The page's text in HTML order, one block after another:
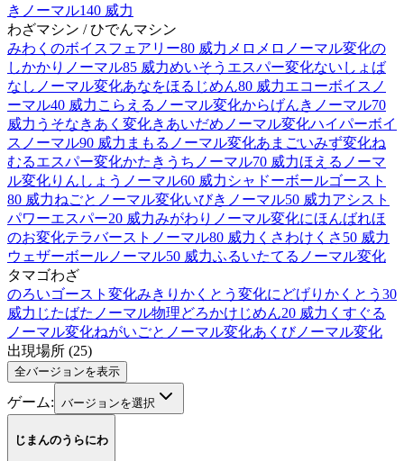
き ノーマル140 威力
わざマシン / ひでんマシン
みわくのボイスフェアリー80 威力 メロメロ ノーマル変化の
しかかり ノーマル85 威力めいそう エスパー変化ないしょば
なし ノーマル変化あなをほる じめん80 威力エコーボイス ノ
ーマル40 威力 こらえる ノーマル変化からげんき ノーマル70
威力 うそなき あく 変化きあいだめ ノーマル変化ハイパーボイ
ス ノーマル90 威力 まもる ノーマル変化あまごいみず変化ね
むるエスパー変化かたきうち ノーマル70 威力ほえる ノーマ
ル変化りんしょう ノーマル60 威力 シャドーボールゴースト
80 威力ねごと ノーマル変化いびき ノーマル50 威力アシスト
パワーエスパー20 威力みがわり ノーマル変化にほんばれほ
のお変化テラバースト ノーマル80 威力 くさわけ くさ 50 威力
ウェザーボール ノーマル50 威力ふるいたてる ノーマル変化
タマゴわざ
のろいゴースト 変化みきり かくとう 変化にどげり かくとう 30
威力 じたばた ノーマル物理どろかけ じめん20 威力 くすぐる
ノーマル変化ねがいごと ノーマル変化あくびノーマル変化
出現場所 (25)
全バージョンを表示
ゲーム: バージョンを選択
じまんのうらにわ